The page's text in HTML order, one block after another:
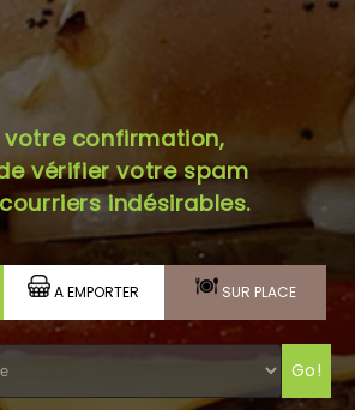
votre confirmation,
vérifier votre spam
indésirables.
A EMPORTER SUR PLACE
Go!